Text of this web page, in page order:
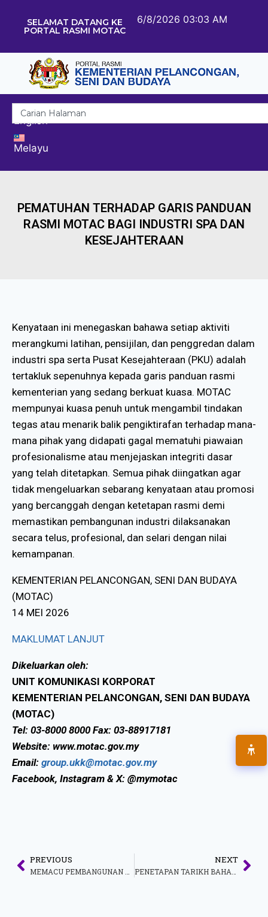
SELAMAT DATANG KE
PORTAL RASMI MOTAC
6/8/2026 03:03 AM
English
Melayu
PEMATUHAN TERHADAP GARIS PANDUAN
RASMI MOTAC BAGI INDUSTRI SPA DAN
KESEJAHTERAAN
Kenyataan ini menegaskan bahawa setiap aktiviti
merangkumi latihan, pensijilan, dan penggredan dalam
industri spa serta Pusat Kesejahteraan (PKU) adalah
tertakluk sepenuhnya kepada garis panduan rasmi
kementerian yang sedang berkuat kuasa. MOTAC
mempunyai kuasa penuh untuk mengambil tindakan
tegas atau menarik balik pengiktirafan terhadap mana-
mana pihak yang didapati gagal mematuhi piawaian
profesionalisme atau menjejaskan integriti dasar
yang telah ditetapkan. Semua pihak diingatkan agar
tidak mengeluarkan sebarang kenyataan atau promosi
yang bercanggah dengan ketetapan rasmi demi
memastikan pembangunan industri dilaksanakan
secara telus, profesional, dan selari dengan nilai
kemampanan.
KEMENTERIAN PELANCONGAN, SENI DAN BUDAYA
(MOTAC)
14 MEI 2026
MAKLUMAT LANJUT
Dikeluarkan oleh:
UNIT KOMUNIKASI KORPORAT
KEMENTERIAN PELANCONGAN, SENI DAN BUDAYA
(MOTAC)
Tel: 03-8000 8000 Fax: 03-88917181
Website: www.motac.gov.my
Email: group.ukk@motac.gov.my
Facebook, Instagram & X: @mymotac
PREVIOUS NEXT